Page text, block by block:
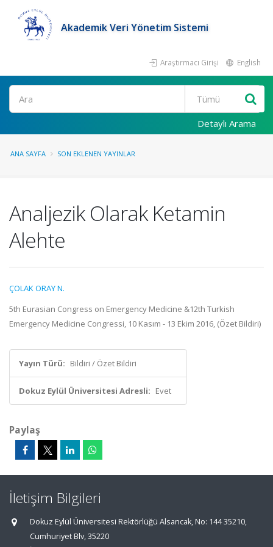
Akademik Veri Yönetim Sistemi
Araştırmacı Girişi English
Ara
Detaylı Arama
ANA SAYFA SON EKLENEN YAYINLAR
Analjezik Olarak Ketamin
Alehte
ÇOLAK ORAY N.
5th Eurasian Congress on Emergency Medicine &12th Turkish
Emergency Medicine Congressi, 10 Kasım - 13 Ekim 2016, (Özet Bildiri)
Yayın Türü: Bildiri / Özet Bildiri
Dokuz Eylül Üniversitesi Adresli: Evet
Paylaş
İletişim Bilgileri
Dokuz Eylül Üniversitesi Rektörlüğü Alsancak, No: 144 35210,
Cumhuriyet Blv, 35220